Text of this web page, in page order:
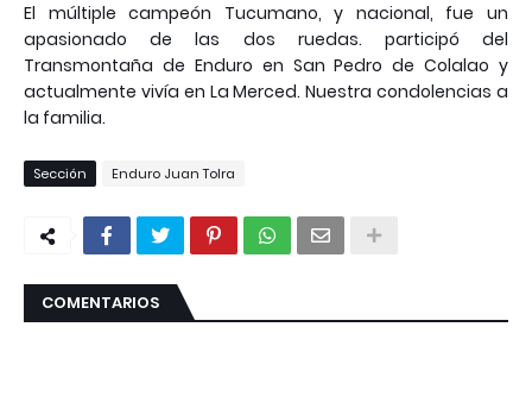
El múltiple campeón Tucumano, y nacional, fue un
apasionado de las dos ruedas. participó del
Transmontaña de Enduro en San Pedro de Colalao y
actualmente vivía en La Merced. Nuestra condolencias a
la familia.
Sección Enduro Juan Tolra
COMENTARIOS